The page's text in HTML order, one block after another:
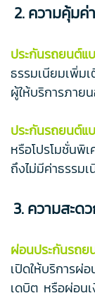
2. ความคุ้มค่
ประกันรถยนต์
ธรรมเนียมเพิ่ม
ผู้ให้บริการภาย
ประกันรถยนต์
หรือโปรโมชั่นพิ
ถึงไม่มีค่าธรรม
3. ความสะด
ผ่อนประกันรถ
เปิดให้บริการ
เดบิต หรือผ่อน